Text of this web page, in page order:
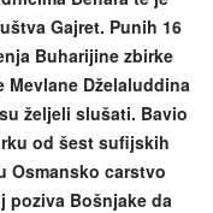
o
Gajret. Punih 16
Buharijine zbirke
Mevlane Dželaluddina
željeli slušati. Bavio
od šest sufijskih
Osmansko carstvo
poziva Bošnjake da